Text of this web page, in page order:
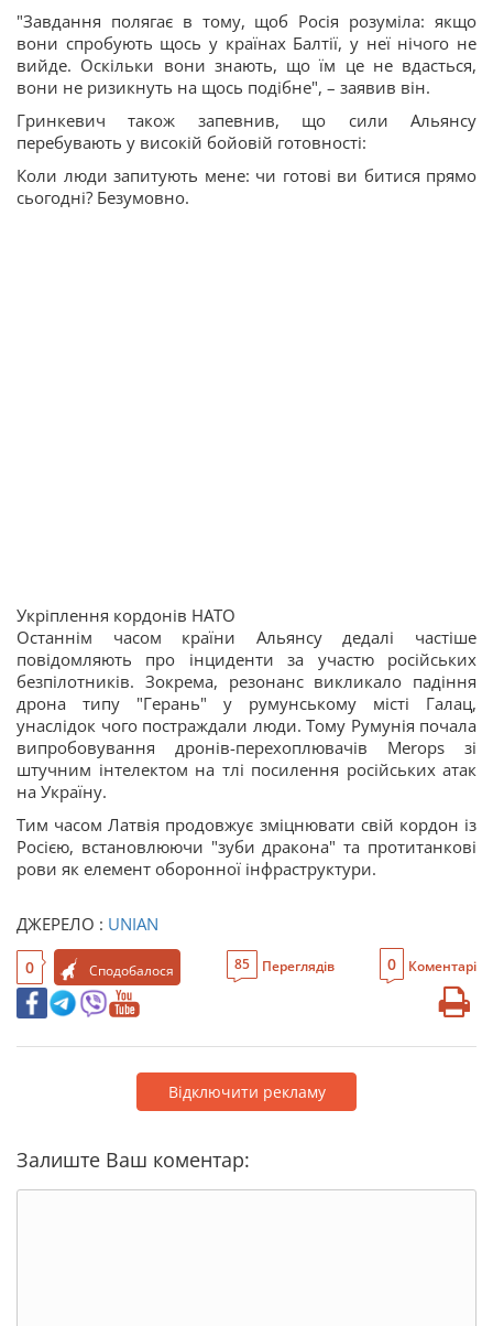
"Завдання полягає в тому, щоб Росія розуміла: якщо
вони спробують щось у країнах Балтії, у неї нічого не
вийде. Оскільки вони знають, що їм це не вдасться,
вони не ризикнуть на щось подібне", – заявив він.
Гринкевич також запевнив, що сили Альянсу
перебувають у високій бойовій готовності:
Коли люди запитують мене: чи готові ви битися прямо
сьогодні? Безумовно.
Укріплення кордонів НАТО
Останнім часом країни Альянсу дедалі частіше
повідомляють про інциденти за участю російських
безпілотників. Зокрема, резонанс викликало падіння
дрона типу "Герань" у румунському місті Галац,
унаслідок чого постраждали люди. Тому Румунія почала
випробовування дронів-перехоплювачів Merops зі
штучним інтелектом на тлі посилення російських атак
на Україну.
Тим часом Латвія продовжує зміцнювати свій кордон із
Росією, встановлюючи "зуби дракона" та протитанкові
рови як елемент оборонної інфраструктури.
ДЖЕРЕЛО : UNIAN
0 Сподобалося 85 Переглядів 0 Коментарі
Відключити рекламу
Залиште Ваш коментар: